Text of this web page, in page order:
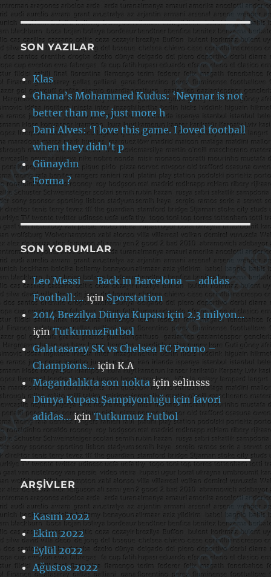
SON YAZILAR
Klas
Ghana’s Mohammed Kudus: ‘Neymar is not
better than me, just more h
Dani Alves: ‘I love this game. I loved football
when they didn’t p
Günaydın
Forma ?
SON YORUMLAR
Leo Messi — Back in Barcelona — adidas
Football:…içinSporstation
2014 Brezilya Dünya Kupası için 2.3 milyon…
içinTutkumuzFutbol
Galatasaray SK vs Chelsea FC Promo –
Champions…içinK.A
Magandalıkta son nokta içinselinsss
Dünya Kupası Şampiyonluğu için favori
adidas… içinTutkumuz Futbol
ARŞIVLER
Kasım 2022
Ekim 2022
Eylül 2022
Ağustos 2022